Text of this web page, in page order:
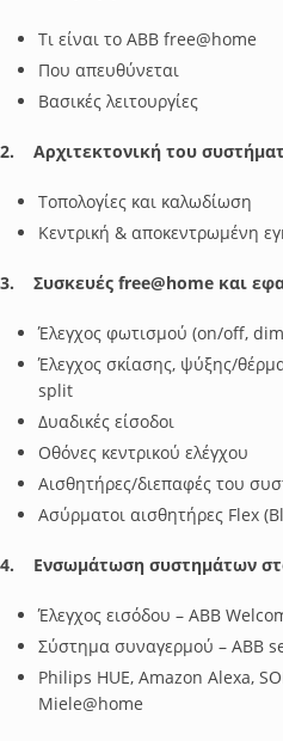
Τι είναι το ABB free@home
Που απευθύνεται
Βασικές λειτουργίες
2. Αρχιτεκτονική του
Τοπολογίες και καλωδίωση
Κεντρική & αποκεντρωμένη
3. Συσκευές free@home και
Έλεγχος φωτισμού (on/off,
Έλεγχος σκίασης, ψύξης/
split
Δυαδικές είσοδοι
Οθόνες κεντρικού ελέγχου
Αισθητήρες/διεπαφές του
Ασύρματοι αισθητήρες Flex
4. Ενσωμάτωση συστημάτων
Έλεγχος εισόδου – ABB
Σύστημα συναγερμού – ABB
Philips HUE, Amazon Alexa,
Miele@home